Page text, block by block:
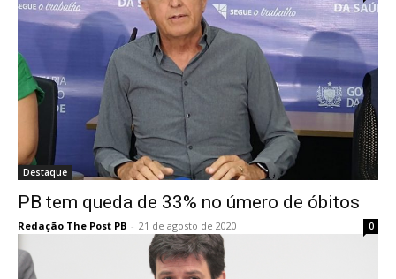
Destaque
PB tem queda de 33% no úmero de óbitos
Redação The Post PB - 21 de agosto de 2020 0